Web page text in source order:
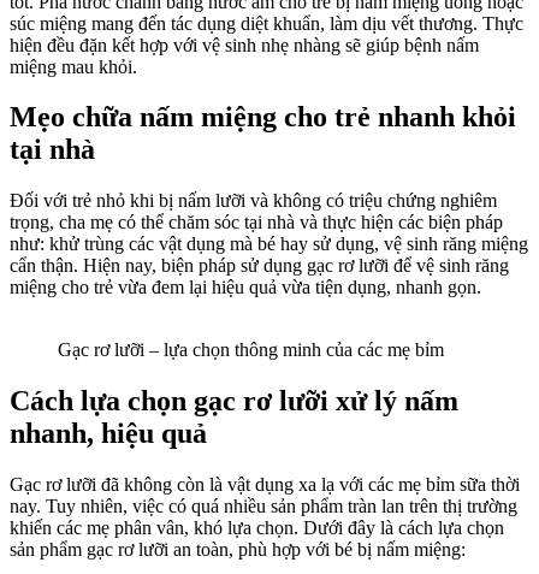
súc miệng mang đến tác dụng diệt khuẩn, làm dịu vết thương. Thực
hiện đều đặn kết hợp với vệ sinh nhẹ nhàng sẽ giúp bệnh nấm
miệng mau khỏi.
Mẹo chữa nấm miệng cho trẻ nhanh khỏi
tại nhà
Đối với trẻ nhỏ khi bị nấm lưỡi và không có triệu chứng nghiêm
trọng, cha mẹ có thể chăm sóc tại nhà và thực hiện các biện pháp
như: khử trùng các vật dụng mà bé hay sử dụng, vệ sinh răng miệng
cẩn thận. Hiện nay, biện pháp sử dụng gạc rơ lưỡi để vệ sinh răng
miệng cho trẻ vừa đem lại hiệu quả vừa tiện dụng, nhanh gọn.
Gạc rơ lưỡi – lựa chọn thông minh của các mẹ bỉm
Cách lựa chọn gạc rơ lưỡi xử lý nấm
nhanh, hiệu quả
Gạc rơ lưỡi đã không còn là vật dụng xa lạ với các mẹ bỉm sữa thời
nay. Tuy nhiên, việc có quá nhiều sản phẩm tràn lan trên thị trường
khiến các mẹ phân vân, khó lựa chọn. Dưới đây là cách lựa chọn
sản phẩm gạc rơ lưỡi an toàn, phù hợp với bé bị nấm miệng: